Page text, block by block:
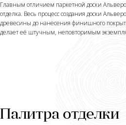
Главным отличием паркетной доски
отделка. Весь процесс создания доски
древесины до нанесения финишного
делает её штучным, неповторимым
Палитра отделки